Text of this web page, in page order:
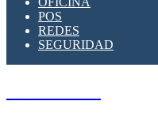
POS
REDES
SEGURIDAD